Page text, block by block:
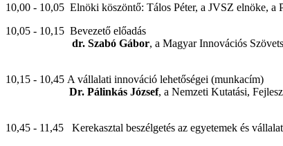
10,00 - 10,05 Elnöki köszöntő: Tálos Péter, a JVSZ elnöke,
10,05 - 10,15 Bevezető előadás
dr. Szabó Gábor, a Magyar Innovációs
10,15 - 10,45 A vállalati innováció lehetőségei (munkacím)
Dr. Pálinkás József, a Nemzeti Kutatási,
10,45 - 11,45 Kerekasztal beszélgetés az egyetemek és